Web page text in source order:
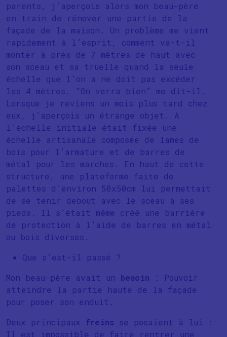
parents, j’aperçois alors mon beau-père
en train de rénover une partie de la
façade de la maison. Un problème me vient
rapidement à l’esprit, comment va-t-il
monter à près de 7 mètres de haut avec
son sceau et sa truelle quand la seule
échelle que l’on a ne doit pas excéder
les 4 mètres. “On verra bien” me dit-il.
Lorsque je reviens un mois plus tard chez
eux, j’aperçois un étrange objet. A
l’échelle initiale était fixée une
échelle artisanale composée de lames de
bois pour l’armature et de barres de
métal pour les marches. En haut de cette
structure, une plateforme faite de
palettes d’environ 50x50cm lui permettait
de se tenir debout avec le sceau à ses
pieds. Il s’était même créé une barrière
de protection à l’aide de barres en métal
ou bois diverses.
Que s’est-il passé ?
Mon beau-père avait un besoin : Pouvoir
atteindre la partie haute de la façade
pour poser son enduit.
Deux principaux freins se posaient à lui :
Il est impossible de faire rentrer une